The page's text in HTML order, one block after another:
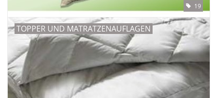
19
TOPPER UND MATRATZENAUFLAGEN